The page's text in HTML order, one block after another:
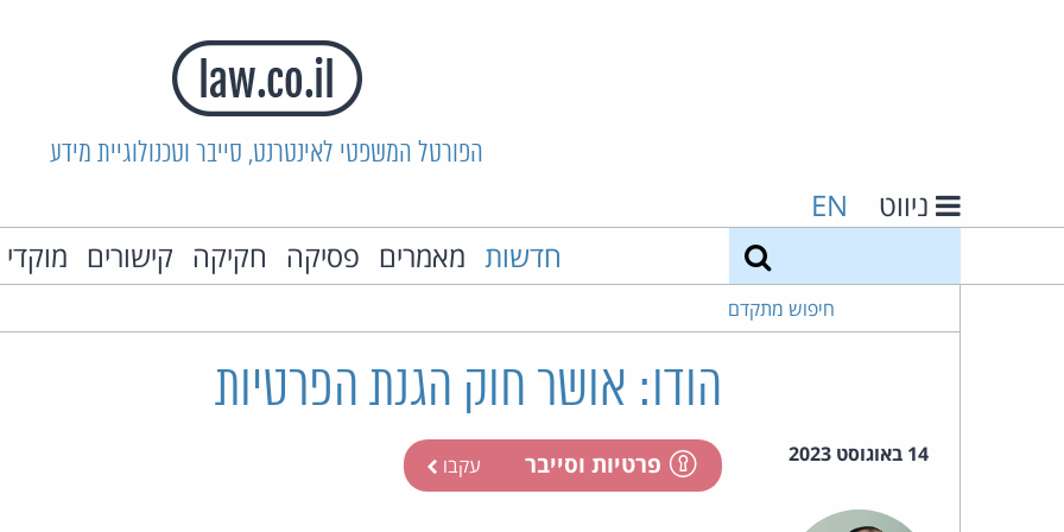
הפורטל המשפטי לאינטרנט, סייבר וטכנולוגיית מידע
ניווט EN
חדשות מאמרים פסיקה חקיקה קישורים
חיפוש מתקדם
הודו: אושר חוק הגנת הפרטיות
14 באוגוסט 2023 פרטיות וסייבר עקבו